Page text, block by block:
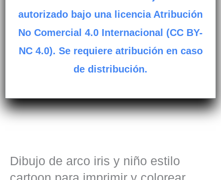
autorizado bajo una licencia Atribución
No Comercial 4.0 Internacional (CC BY-
NC 4.0). Se requiere atribución en caso
de distribución.
Dibujo de arco iris y niño estilo